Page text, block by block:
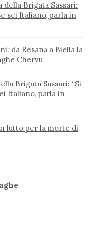
della Brigata Sassari:
sei Italiano, parla in
da Resana a Biella la
Chervu
Brigata Sassari: “Si
Italiano, parla in
lutto per la morte di